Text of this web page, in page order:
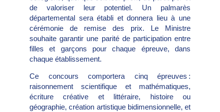
de valoriser leur potentiel. Un palmarès
départemental sera établi et donnera lieu à une
cérémonie de remise des prix. Le Ministre
souhaite garantir une parité de participation entre
filles et garçons pour chaque épreuve, dans
chaque établissement.
Ce concours comportera cinq épreuves :
raisonnement scientifique et mathématiques,
écriture créative et littéraire, histoire ou
géographie, création artistique bidimensionnelle, et